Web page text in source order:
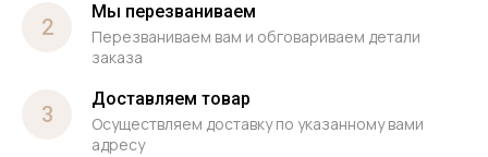
2
Мы перезваниваем
Перезваниваем вам и обговариваем детали
заказа
3
Доставляем товар
Осуществляем доставку по указанному вами
адресу